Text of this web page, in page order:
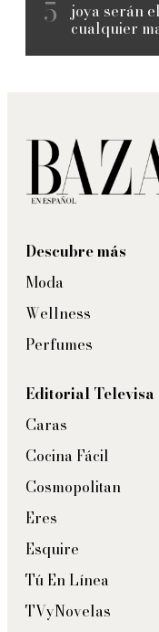
joya serán
cualquier
Descubre más
Moda
Wellness
Perfumes
Editorial Televisa
Caras
Cocina Fácil
Cosmopolitan
Eres
Esquire
Tú En Línea
TVyNovelas